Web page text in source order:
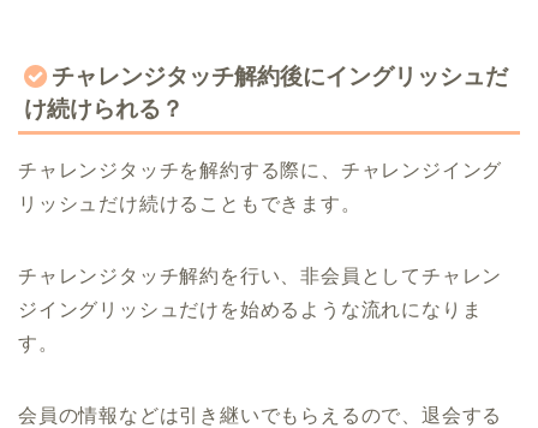
チャレンジタッチ解約後にイングリッシュだ
け続けられる？
チャレンジタッチを解約する際に、チャレンジイング
リッシュだけ続けることもできます。
チャレンジタッチ解約を行い、非会員としてチャレン
ジイングリッシュだけを始めるような流れになりま
す。
会員の情報などは引き継いでもらえるので、退会する